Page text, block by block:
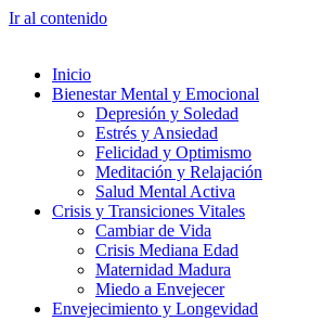
Ir al contenido
Inicio
Bienestar Mental y Emocional
Depresión y Soledad
Estrés y Ansiedad
Felicidad y Optimismo
Meditación y Relajación
Salud Mental Activa
Crisis y Transiciones Vitales
Cambiar de Vida
Crisis Mediana Edad
Maternidad Madura
Miedo a Envejecer
Envejecimiento y Longevidad